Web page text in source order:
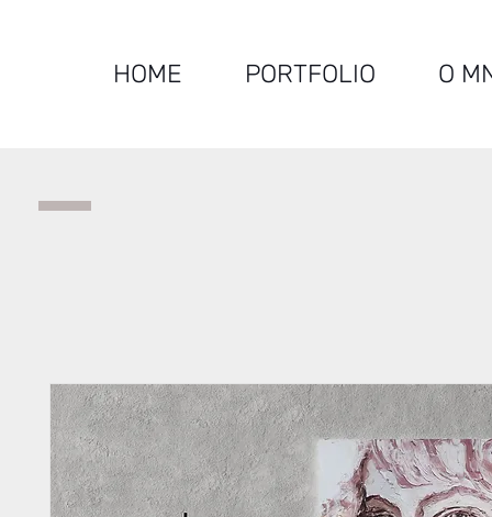
HOME PORTFOLIO O